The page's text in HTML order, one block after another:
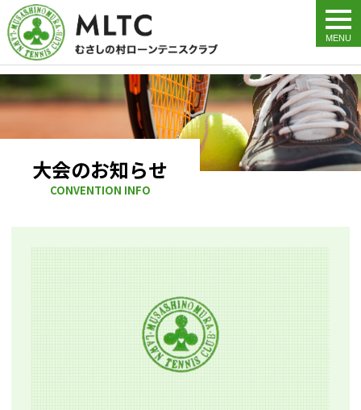
大会のお知らせ
CONVENTION INFO